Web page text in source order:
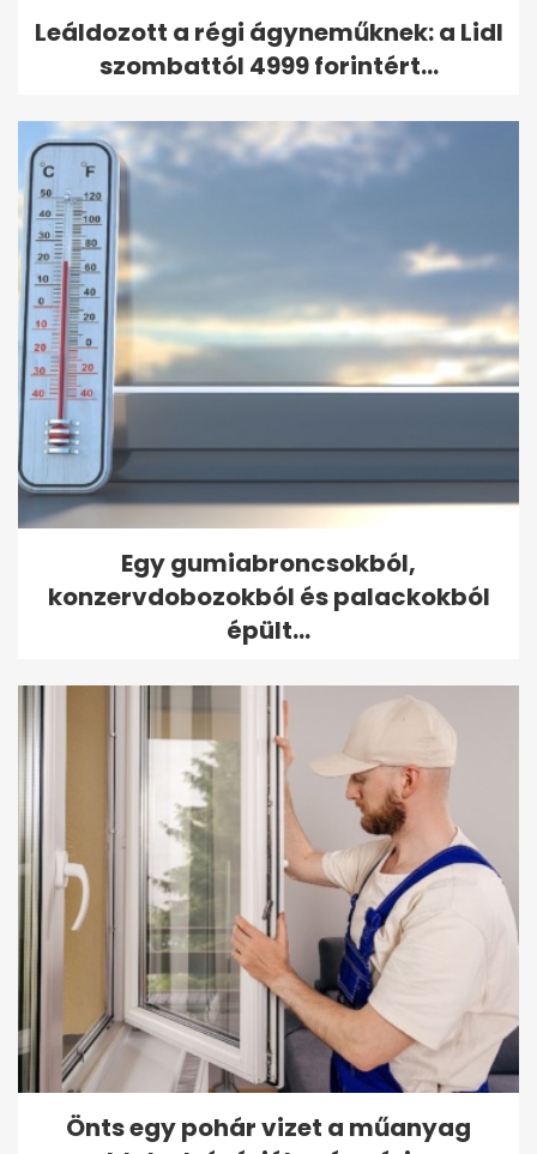
Leáldozott a régi ágyneműknek: a Lidl
szombattól 4999 forintért...
Egy gumiabroncsokból,
konzervdobozokból és palackokból
épült...
Önts egy pohár vizet a műanyag